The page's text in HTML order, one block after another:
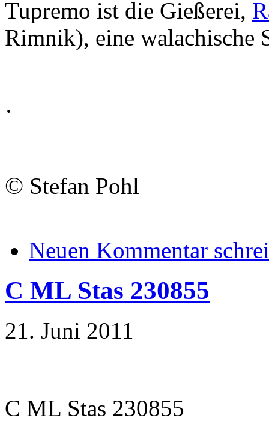
Tupremo ist die Gießerei,
Rimnik), eine walachische
·
© Stefan Pohl
Neuen Kommentar
C ML Stas 230855
21. Juni 2011
C ML Stas 230855